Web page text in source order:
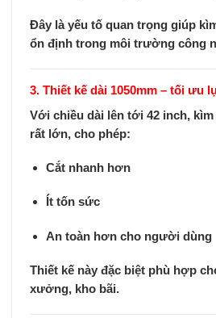
Đây là yếu tố quan trọng giúp
ổn định trong môi trường công
3. Thiết kế dài 1050mm – tối ưu
Với chiều dài lên tới42 inch,
rất lớn, cho phép:
Cắt nhanh hơn
Ít tốn sức
An toàn hơn cho người dùng
Thiết kế này đặc biệt phù hợp
xưởng, kho bãi.